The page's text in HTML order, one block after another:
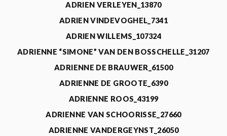
ADRIEN VERLEYEN_13870
ADRIEN VINDEVOGHEL_7341
ADRIEN WILLEMS_107324
ADRIENNE “SIMONE” VAN DEN BOSSCHELLE_31207
ADRIENNE DE BRAUWER_61500
ADRIENNE DE GROOTE_6390
ADRIENNE ROOS_43199
ADRIENNE VAN SCHOORISSE_27660
ADRIENNE VANDERGEYNST_26050